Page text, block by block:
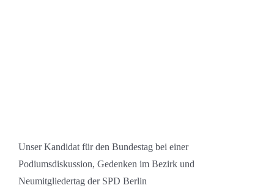
Unser Kandidat für den Bundestag bei einer
Podiumsdiskussion, Gedenken im Bezirk und
Neumitgliedertag der SPD Berlin